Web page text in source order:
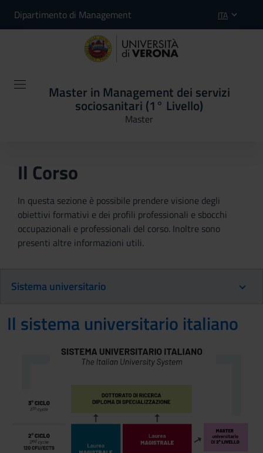
Dipartimento di Management ITA
Master in Management dei servizi
sociosanitari (1° Livello)
Master
Il Corso
In questa sezione è possibile prendere visione degli
obiettivi formativi e dei profili professionali e sbocchi
occupazionali e professionali del corso. Inoltre sono
presenti altre informazioni utili.
Sistema universitario
Il sistema universitario italiano